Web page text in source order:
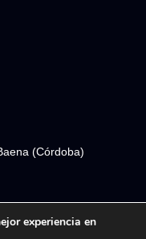
(Córdoba)
experiencia en